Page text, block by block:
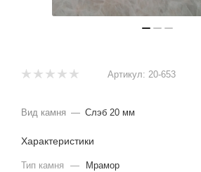
Артикул: 20-653
Вид камня — Слэб 20 мм
Характеристики
Тип камня —
Мрамор